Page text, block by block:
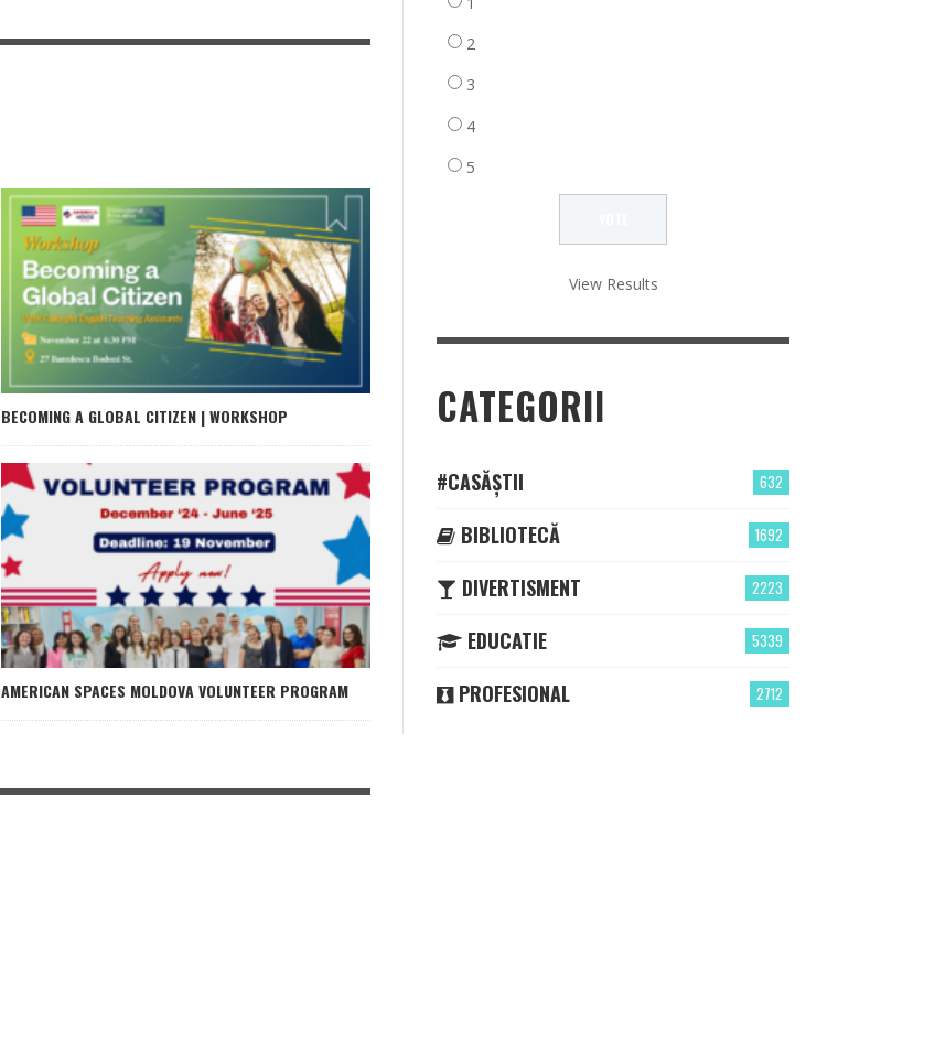
BECOMING A GLOBAL CITIZEN | WORKSHOP
AMERICAN SPACES MOLDOVA VOLUNTEER PROGRAM
2
3
4
5
View Results
CATEGORII
632
#CASĂȘTII
1692
BIBLIOTECĂ
2223
DIVERTISMENT
5339
EDUCATIE
2712
PROFESIONAL